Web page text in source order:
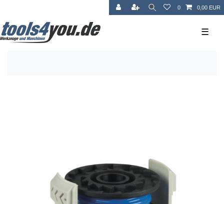
0 0,00 EUR
☰